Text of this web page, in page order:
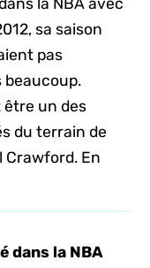
la NBA avec
sa saison
pas
beaucoup.
être un des
du terrain de
Crawford. En
dans la NBA